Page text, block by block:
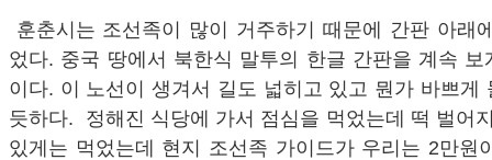
훈춘시는 조선족이 많이 거주하기 때문에 간판 아래
었다. 중국 땅에서 북한식 말투의 한글 간판을 계속 보
이다. 이 노선이 생겨서 길도 넓히고 있고 뭔가 바쁘게
듯하다. 정해진 식당에 가서 점심을 먹었는데 떡 벌어
있게는 먹었는데 현지 조선족 가이드가 우리는 2만원